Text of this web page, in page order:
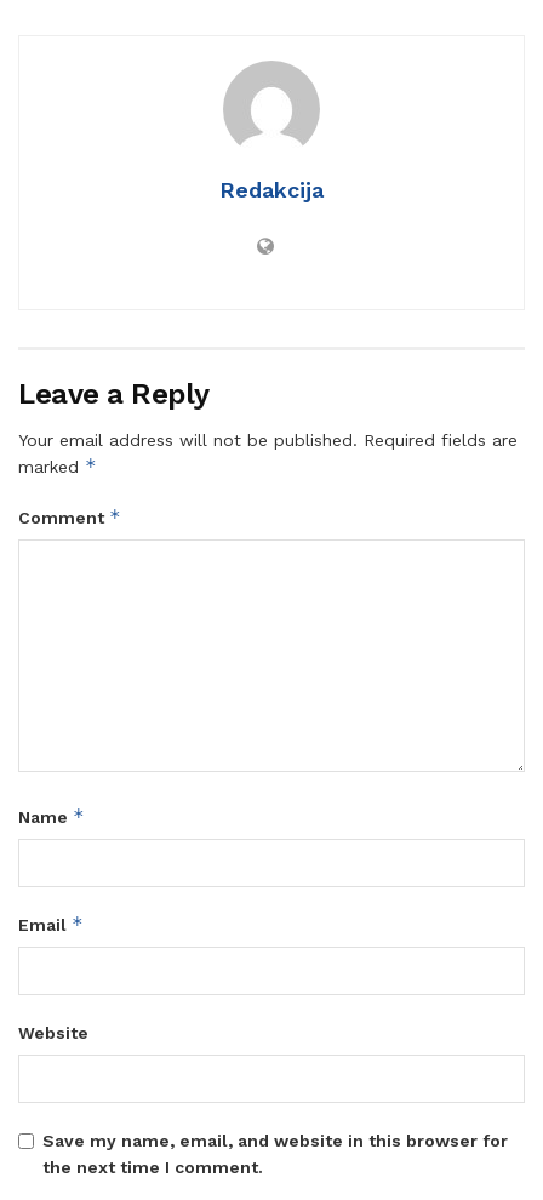
Redakcija
Leave a Reply
Your email address will not be published. Required fields are
marked *
Comment *
Name *
Email *
Website
Save my name, email, and website in this browser for
the next time I comment.